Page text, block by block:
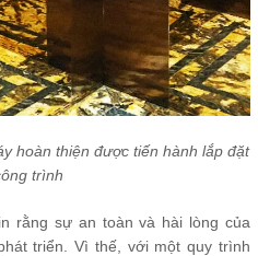
hoàn thiện được tiến hành lắp đặt
trình
rằng sự an toàn và hài lòng của
triển. Vì thế, với một quy trình